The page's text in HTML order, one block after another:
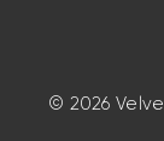
© 2026